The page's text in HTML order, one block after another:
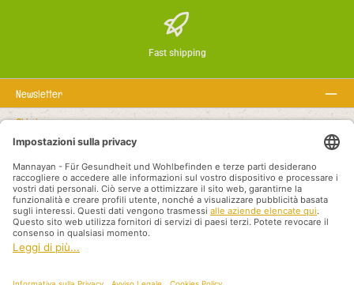
Fast shipping
Newsletter
Chi siamo
Rechtstexte
Linea telefonica di assistenza
Recommended links
Payment methods